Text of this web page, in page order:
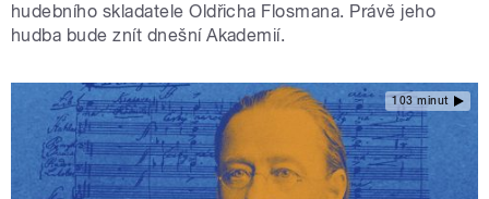
hudebního skladatele Oldřicha Flosmana. Právě jeho
hudba bude znít dnešní Akademií.
103 minut